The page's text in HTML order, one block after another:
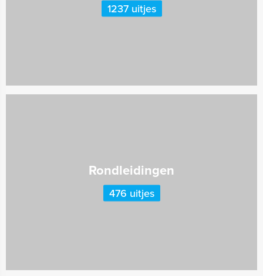
1237 uitjes
Rondleidingen
476 uitjes